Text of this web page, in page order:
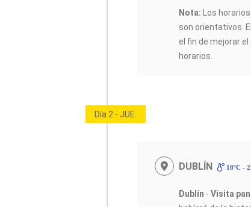
Nota: Los
son orientativos.
el fin de mejorar
horarios.
Día 2 - JUE.
DUBLÍN 18ºC -
Dublín -Visita